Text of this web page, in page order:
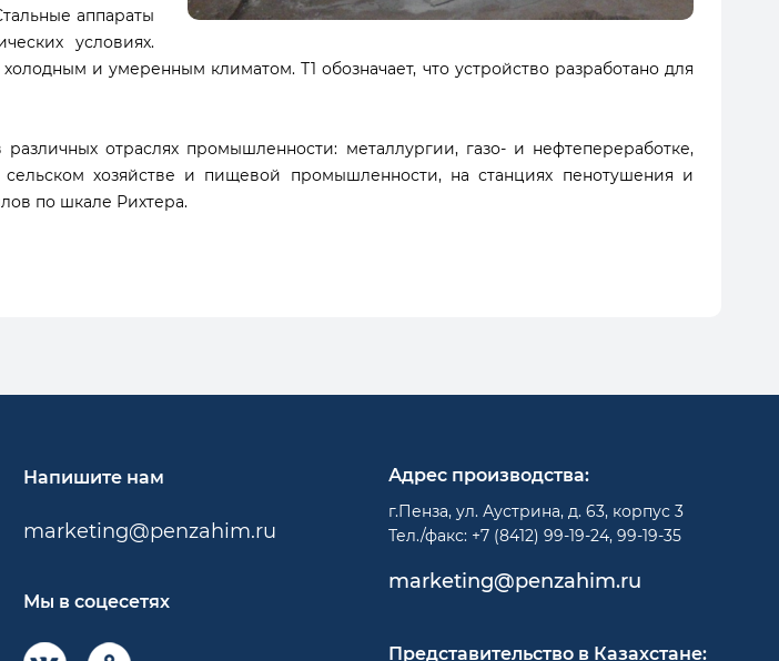
аппараты
условиях.
и умеренным климатом. Т1 обозначает, что устройство разработано для
отраслях промышленности: металлургии, газо- и нефтепереработке,
хозяйстве и пищевой промышленности, на станциях пенотушения и
по шкале Рихтера.
Напишите нам
marketing@penzahim.ru
Мы в соцесетях
Адрес производства:
г.Пенза, ул. Аустрина, д. 63, корпус 3
Тел./факс: +7 (8412) 99-19-24, 99-19-35
marketing@penzahim.ru
Представительство в Казахстане: